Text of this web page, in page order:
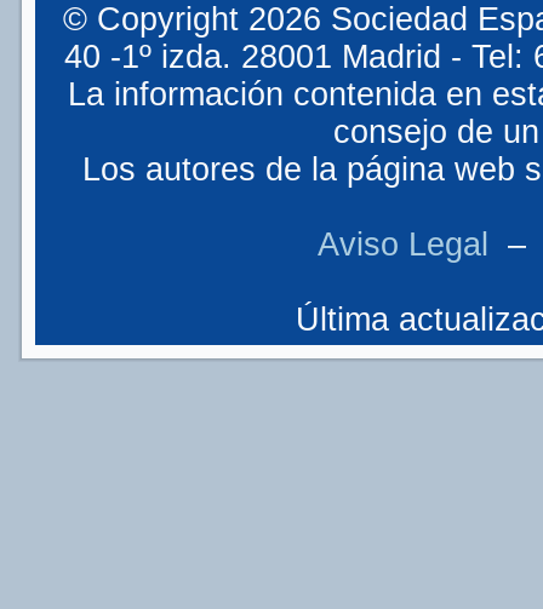
© Copyright 2026 Sociedad
40 -1º izda. 28001 Madrid -
La información contenida en
consejo de
Los autores de la página web
Aviso Legal
Última